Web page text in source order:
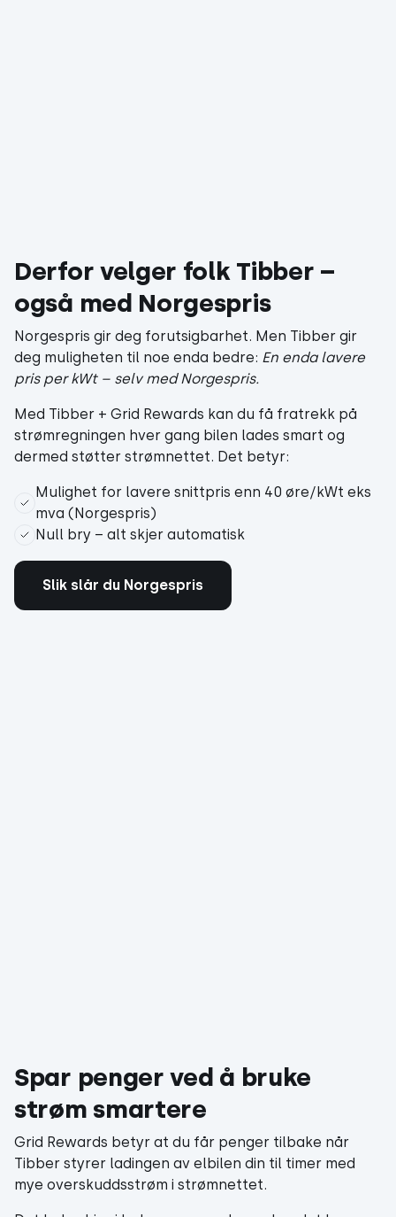
Derfor velger folk Tibber –
også med Norgespris
Norgespris gir deg forutsigbarhet. Men Tibber gir
deg muligheten til noe enda bedre: En enda lavere
pris per kWt – selv med Norgespris.
Med Tibber + Grid Rewards kan du få fratrekk på
strømregningen hver gang bilen lades smart og
dermed støtter strømnettet. Det betyr:
Mulighet for lavere snittpris enn 40 øre/kWt eks
mva (Norgespris)
Null bry – alt skjer automatisk
Slik slår du Norgespris
Spar penger ved å bruke
strøm smartere
Grid Rewards betyr at du får penger tilbake når
Tibber styrer ladingen av elbilen din til timer med
mye overskuddsstrøm i strømnettet.